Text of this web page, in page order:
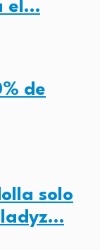
el…
de
solo